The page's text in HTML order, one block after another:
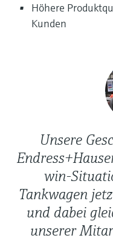
Alle ansehen
Höhere
Kunden
Unsere
win-
Tankwagen
und dabei
unserer